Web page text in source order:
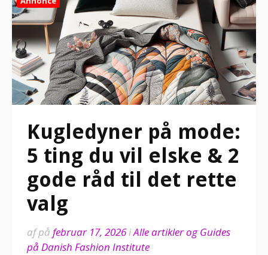
Kugledyner på mode:
5 ting du vil elske & 2
gode råd til det rette
valg
afpå februar 17, 2026iAlle artikler og Guides
på Danish Fashion Institute